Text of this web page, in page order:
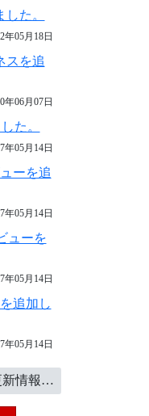
た。
年05月18日
スを追
年06月07日
た。
年05月14日
ーを追
年05月14日
ューを
年05月14日
追加し
年05月14日
新情報…